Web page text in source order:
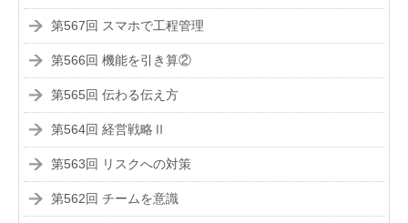
第567回 スマホで工程管理
第566回 機能を引き算②
第565回 伝わる伝え方
第564回 経営戦略Ⅱ
第563回 リスクへの対策
第562回 チームを意識